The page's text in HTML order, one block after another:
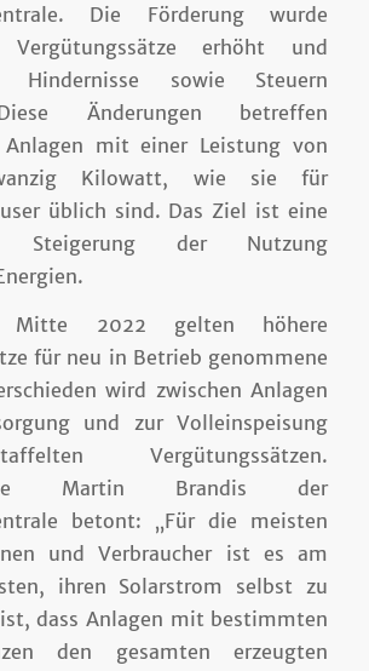
Die Förderung wurde
Vergütungssätze erhöht und
Hindernisse sowie Steuern
Änderungen betreffen
Anlagen mit einer Leistung von
Kilowatt, wie sie für
üblich sind. Das Ziel ist eine
Steigerung der Nutzung
Mitte 2022 gelten höhere
für neu in Betrieb genommene
wird zwischen Anlagen
und zur Volleinspeisung
Vergütungssätzen.
Martin Brandis der
betont: „Für die meisten
und Verbraucher ist es am
ihren Solarstrom selbst zu
dass Anlagen mit bestimmten
den gesamten erzeugten